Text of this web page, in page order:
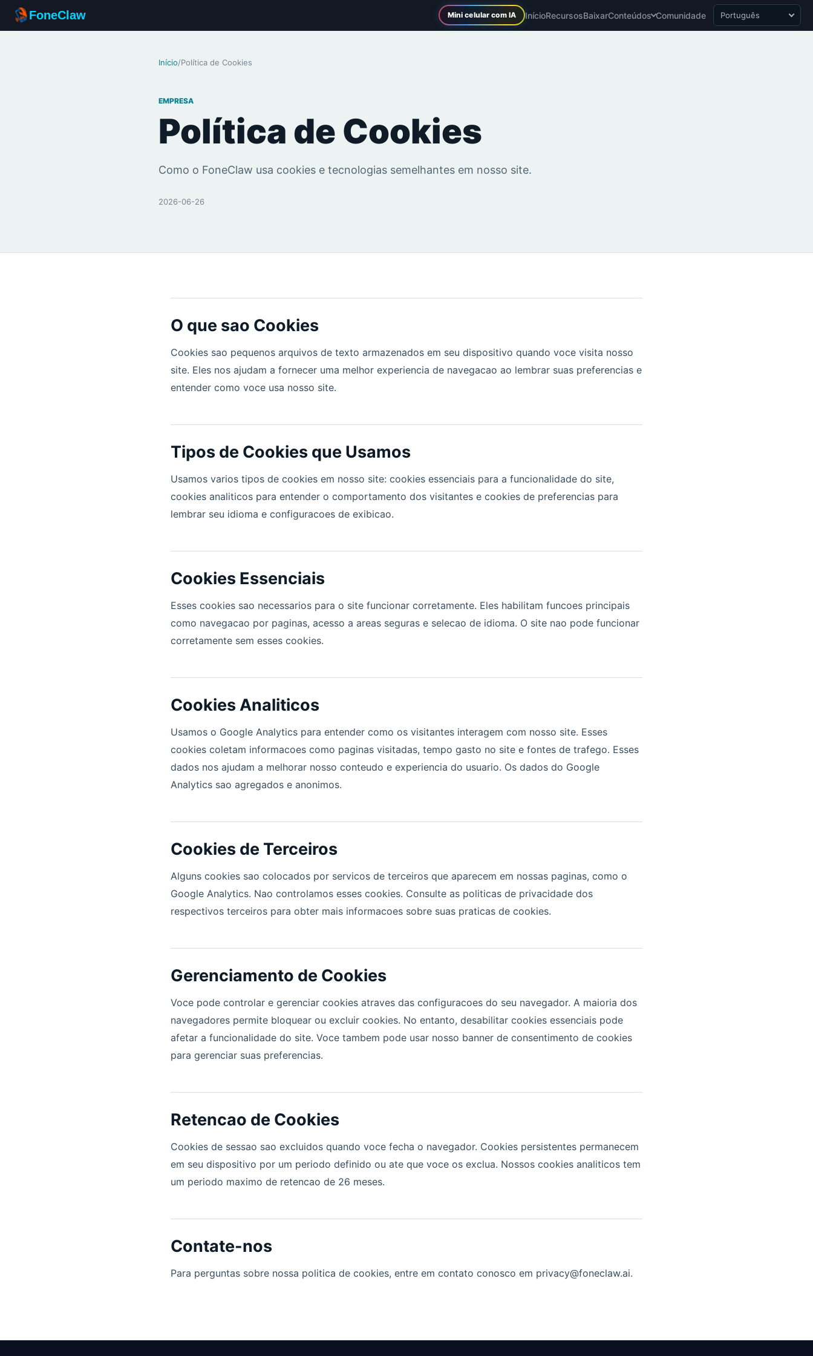
FoneClaw Mini celular com IA InícioRecursosBaixarConteúdos Comunidade Português
Início/Política de Cookies
EMPRESA
Política de Cookies
Como o FoneClaw usa cookies e tecnologias semelhantes em nosso site.
2026-06-26
O que sao Cookies
Cookies sao pequenos arquivos de texto armazenados em seu dispositivo quando voce visita nosso
site. Eles nos ajudam a fornecer uma melhor experiencia de navegacao ao lembrar suas preferencias e
entender como voce usa nosso site.
Tipos de Cookies que Usamos
Usamos varios tipos de cookies em nosso site: cookies essenciais para a funcionalidade do site,
cookies analiticos para entender o comportamento dos visitantes e cookies de preferencias para
lembrar seu idioma e configuracoes de exibicao.
Cookies Essenciais
Esses cookies sao necessarios para o site funcionar corretamente. Eles habilitam funcoes principais
como navegacao por paginas, acesso a areas seguras e selecao de idioma. O site nao pode funcionar
corretamente sem esses cookies.
Cookies Analiticos
Usamos o Google Analytics para entender como os visitantes interagem com nosso site. Esses
cookies coletam informacoes como paginas visitadas, tempo gasto no site e fontes de trafego. Esses
dados nos ajudam a melhorar nosso conteudo e experiencia do usuario. Os dados do Google
Analytics sao agregados e anonimos.
Cookies de Terceiros
Alguns cookies sao colocados por servicos de terceiros que aparecem em nossas paginas, como o
Google Analytics. Nao controlamos esses cookies. Consulte as politicas de privacidade dos
respectivos terceiros para obter mais informacoes sobre suas praticas de cookies.
Gerenciamento de Cookies
Voce pode controlar e gerenciar cookies atraves das configuracoes do seu navegador. A maioria dos
navegadores permite bloquear ou excluir cookies. No entanto, desabilitar cookies essenciais pode
afetar a funcionalidade do site. Voce tambem pode usar nosso banner de consentimento de cookies
para gerenciar suas preferencias.
Retencao de Cookies
Cookies de sessao sao excluidos quando voce fecha o navegador. Cookies persistentes permanecem
em seu dispositivo por um periodo definido ou ate que voce os exclua. Nossos cookies analiticos tem
um periodo maximo de retencao de 26 meses.
Contate-nos
Para perguntas sobre nossa politica de cookies, entre em contato conosco em privacy@foneclaw.ai.